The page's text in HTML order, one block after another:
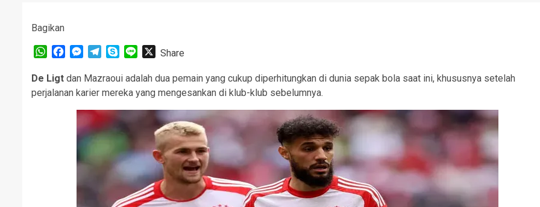
Bagikan
WhatsApp
FacebookMessenger
TelegramSkypeLine XShare
De Ligt dan Mazraoui adalah dua pemain yang cukup diperhitungkan di dunia sepak bola saat ini, khususnya setelah
perjalanan karier mereka yang mengesankan di klub-klub sebelumnya.